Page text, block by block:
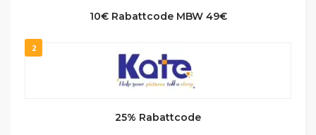
10€ Rabattcode MBW 49€
2
25% Rabattcode